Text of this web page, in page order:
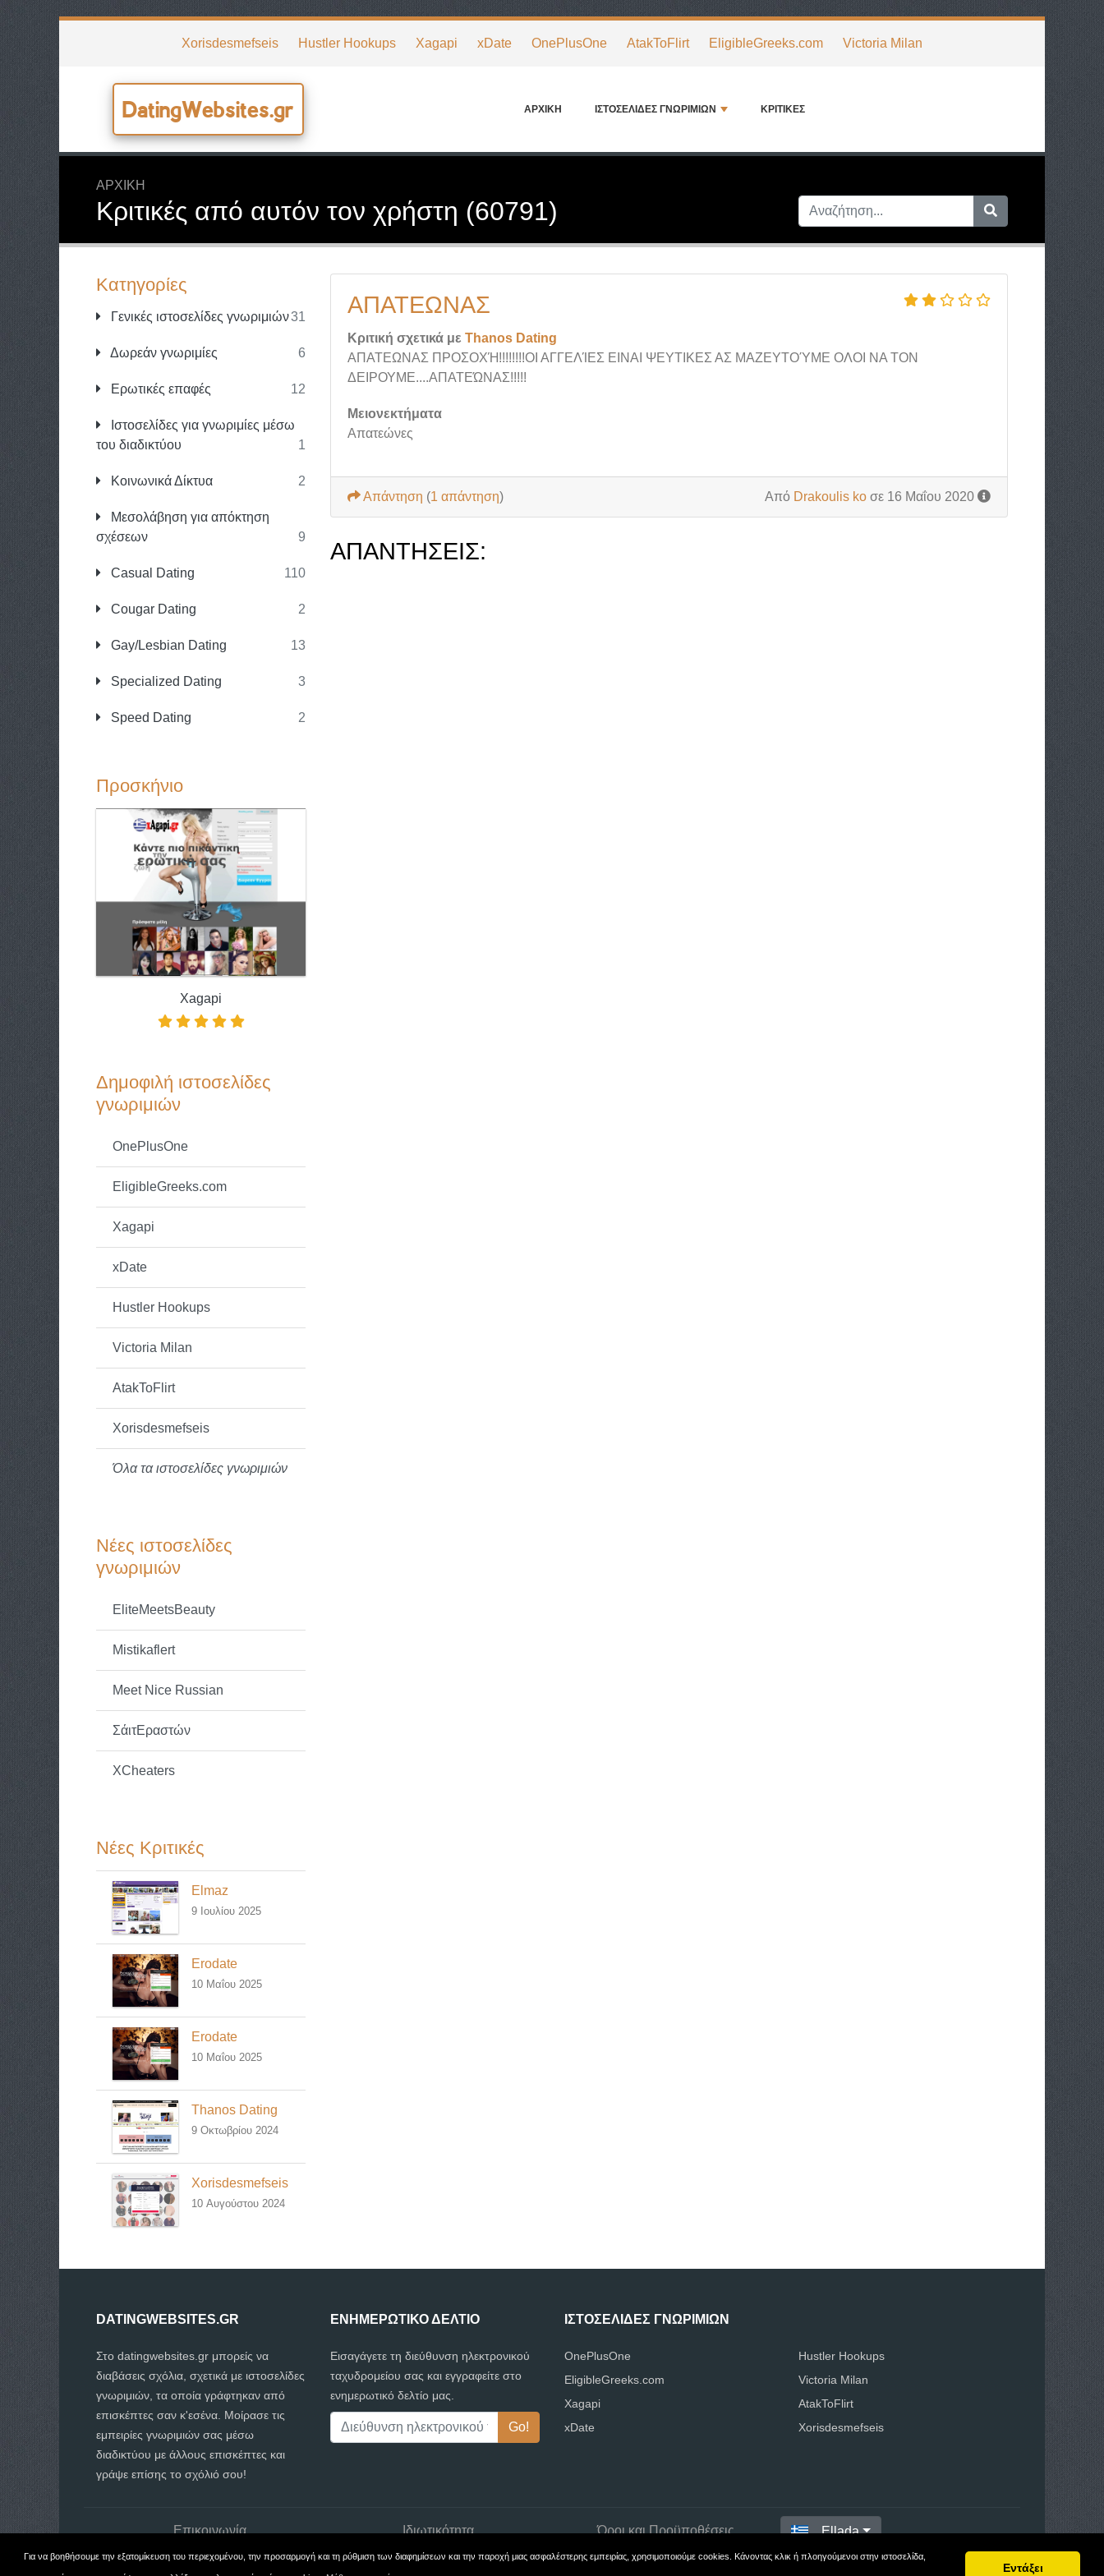
Για να βοηθήσουμε την εξατομίκευση του περιεχομένου, την προσαρμογή και τη ρύθμιση των διαφημίσεων και την παροχή μιας ασφαλέστερης εμπειρίας, χρησιμοποιούμε cookies. Κάνοντας κλικ ή πλοηγούμενοι στην ιστοσελίδα,
Εντάξει
Xorisdesmefseis Hustler Hookups Xagapi xDate OnePlusOne AtakToFlirt EligibleGreeks.com Victoria Milan
DatingWebsites.gr ΑΡΧΙΚΉ ΙΣΤΟΣΕΛΊΔΕΣ ΓΝΩΡΙΜΙΏΝ ΚΡΙΤΙΚΈΣ
ΑΡΧΙΚΉ
Κριτικές από αυτόν τον χρήστη (60791)
Κατηγορίες
Γενικές ιστοσελίδες γνωριμιών31
Δωρεάν γνωριμίες 6
Ερωτικές επαφές 12
Ιστοσελίδες για γνωριμίες μέσω
του διαδικτύου
1
Κοινωνικά Δίκτυα 2
Μεσολάβηση για απόκτηση
σχέσεων
9
Casual Dating 110
Cougar Dating 2
Gay/Lesbian Dating 13
Specialized Dating 3
Speed Dating 2
Προσκήνιο
Xagapi
Δημοφιλή ιστοσελίδες
γνωριμιών
OnePlusOne
EligibleGreeks.com
Xagapi
xDate
Hustler Hookups
Victoria Milan
AtakToFlirt
Xorisdesmefseis
Όλα τα ιστοσελίδες γνωριμιών
Νέες ιστοσελίδες
γνωριμιών
EliteMeetsBeauty
Mistikaflert
Meet Nice Russian
ΣάιτΕραστών
XCheaters
Νέες Κριτικές
Elmaz
9 Ιουλίου 2025
Erodate
10 Μαΐου 2025
Erodate
10 Μαΐου 2025
Thanos Dating
9 Οκτωβρίου 2024
Xorisdesmefseis
10 Αυγούστου 2024
ΑΠΑΤΕΏΝΑΣ
Κριτική σχετικά με Thanos Dating
ΑΠΑΤΕΩΝΑΣ ΠΡΟΣΟΧΉ!!!!!!!!ΟΙ ΑΓΓΕΛΊΕΣ ΕΙΝΑΙ ΨΕΥΤΙΚΕΣ ΑΣ ΜΑΖΕΥΤΟΎΜΕ ΟΛΟΙ ΝΑ ΤΟΝ
ΔΕΙΡΟΥΜΕ....ΑΠΑΤΕΏΝΑΣ!!!!!
Μειονεκτήματα
Απατεώνες
Από Drakoulis ko σε 16 Μαΐου 2020
Απάντηση (1 απάντηση)
ΑΠΑΝΤΉΣΕΙΣ:
DATINGWEBSITES.GR
Στο datingwebsites.gr μπορείς να
διαβάσεις σχόλια, σχετικά με ιστοσελίδες
γνωριμιών, τα οποία γράφτηκαν από
επισκέπτες σαν κ'εσένα. Μοίρασε τις
εμπειρίες γνωριμιών σας μέσω
διαδικτύου με άλλους επισκέπτες και
γράψε επίσης το σχόλιό σου!
ΕΝΗΜΕΡΩΤΙΚΌ ΔΕΛΤΊΟ
Εισαγάγετε τη διεύθυνση ηλεκτρονικού
ταχυδρομείου σας και εγγραφείτε στο
ενημερωτικό δελτίο μας.
ΙΣΤΟΣΕΛΊΔΕΣ ΓΝΩΡΙΜΙΏΝ
OnePlusOne
EligibleGreeks.com
Xagapi
xDate
Hustler Hookups
Victoria Milan
AtakToFlirt
Xorisdesmefseis
Επικοινωνία Ιδιωτικότητα Όροι και Προϋποθέσεις Ellada
Πνευματική ιδιοκτησία © 2026 DatingWebsites.gr